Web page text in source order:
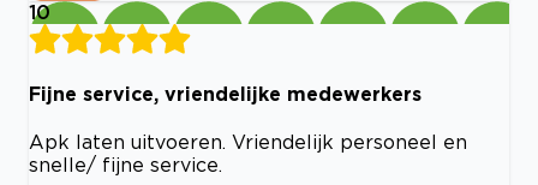
10
Fijne service, vriendelijke medewerkers
Apk laten uitvoeren. Vriendelijk personeel en
snelle/ fijne service.